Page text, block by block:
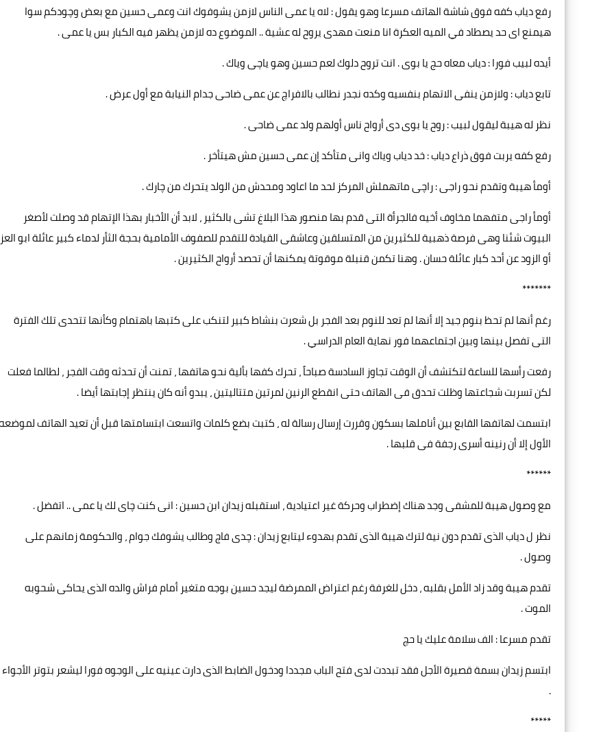
رفع دياب كفه فوق شاشة الهاتف مسرعا وهو يقول : لاه يا عمى الناس لازمن يشوفوك انت وعمى حسين مع بعض وچودكم سوا
هيمنع اى حد يصطاد في الميه العكرة انا منعت مهدى يروح له عشية .. الموضوع ده لازمن يظهر فيه الكبار بس يا عمى .
أيده لبيب فورا : دياب معاه حج يا بوى . انت تروح دلوك لعم حسين وهو ياچى وياك .
تابع دياب : ولازمن ينفى الاتهام بنفسيه وكده نجدر نطالب بالافراچ عن عمى ضاحى جدام النيابة مع أول عرض .
نظر له هيبة ليقول لبيب : روح يا بوى دى أرواح ناس أولهم ولد عمى ضاحى .
رفع كفه يربت فوق ذراع دياب : خد دياب وياك وانى متأكد إن عمى حسين مش هيتأخر .
أومأ هيبة وتقدم نحو راجى : راچى ماتهملش المركز لحد ما اعاود ومحدش من الولد يتحرك من چارك .
أومأ راجى متفهما مخاوف أخيه فالجرأة التى قدم بها منصور هذا البلاغ تشى بالكثير ، لابد أن الأخبار بهذا الإتهام قد وصلت لأصغر
البيوت شئنا وهى فرصة ذهبية للكثيرين من المتسلقين وعاشقى القيادة للتقدم للصفوف الأمامية بحجة الثأر لدماء كبير عائلة ابو العز
أو الزود عن أحد كبار عائلة حسان . وهنا تكمن قنبلة موقوتة يمكنها أن تحصد أرواح الكثيرين .
*******
رغم أنها لم تحظ بنوم جيد إلا أنها لم تعد للنوم بعد الفجر بل شعرت بنشاط كبير لتنكب على كتبها باهتمام وكأنها تتحدى تلك الفترة
التى تفصل بينها وبين اجتماعهما فور نهاية العام الدراسي .
رفعت رأسها للساعة لتكتشف أن الوقت تجاوز السادسة صباحاً ، تحرك كفها بألية نحو هاتفها ، تمنت أن تحدثه وقت الفجر ، لطالما فعلت
لكن تسربت شجاعتها وظلت تحدق فى الهاتف حتى انقطع الرنين لمرتين متتاليتين ، يبدو أنه كان ينتظر إجابتها أيضا .
ابتسمت لهاتفها القابع بين أناملها بسكون وقررت إرسال رسالة له ، كتبت بضع كلمات واتسعت ابتسامتها قبل أن تعيد الهاتف
الأول إلا أن رنينه أسرى رجفة فى قلبها .
******
مع وصول هيبة للمشفى وجد هناك إضطراب وحركة غير اعتيادية ، استقبله زيدان ابن حسين : انى كنت چاى لك يا عمى .. اتفضل .
نظر ل دياب الذى تقدم دون نية لترك هيبة الذى تقدم بهدوء ليتابع زيدان : چدى فاج وطالب يشوفك جوام ، والحكومة زمانهم على
وصول .
تقدم هيبة وقد زاد الأمل بقلبه ، دخل للغرفة رغم اعتراض الممرضة ليجد حسين بوجه متغير أمام فراش والده الذى يحاكى شحوبه
الموت .
تقدم مسرعا : الف سلامة عليك يا حچ
ابتسم زيدان بسمة قصيرة الأجل فقد تبددت لدى فتح الباب مجددا ودخول الضابط الذى دارت عينيه على الوجوه فورا ليشعر بتوتر الأجواء
.
*****